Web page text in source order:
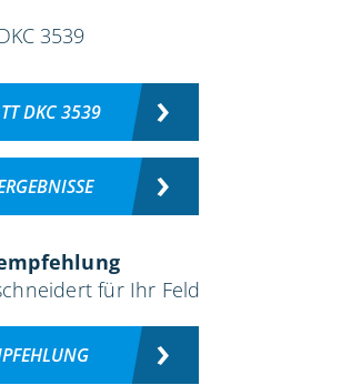
DKC 3539
für Ihr Feld